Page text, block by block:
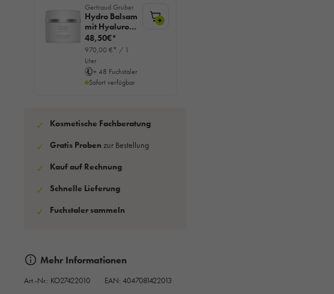
Gertraud Gruber
Hydro Balsam
mit Hyaluron,
50ml
48,50€*
970,00 €* / 1
Liter
+ 48 Fuchstaler
Sofort verfügbar
+
✓ Kosmetische Fachberatung
✓ Gratis Proben zur Bestellung
✓ Kauf auf Rechnung
✓ Schnelle Lieferung
✓ Fuchstaler sammeln
Mehr Informationen
Art.-Nr.: KO27422010 EAN: 4047081422013